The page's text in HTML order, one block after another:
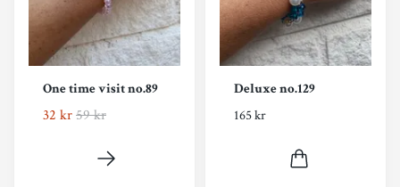
One time visit no.89
32 kr59 kr
Deluxe no.129
165 kr